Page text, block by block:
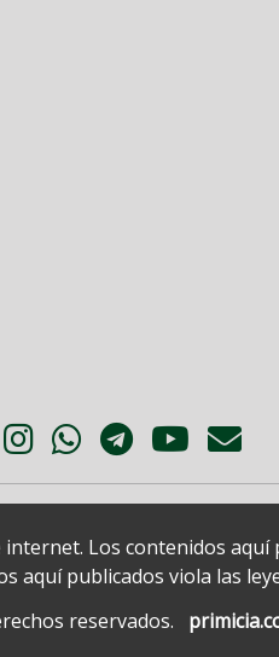
Los contenidos
publicados viola las
reservados.